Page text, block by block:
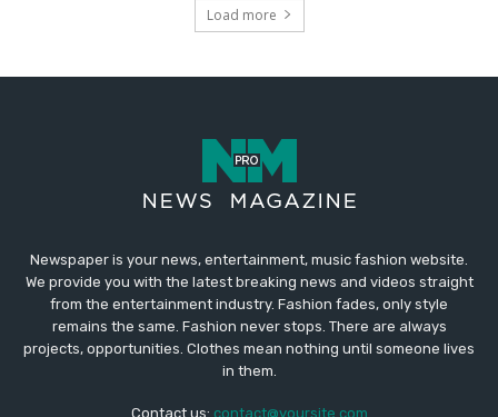
Newspaper is your news, entertainment, music fashion website.
We provide you with the latest breaking news and videos straight
from the entertainment industry. Fashion fades, only style
remains the same. Fashion never stops. There are always
projects, opportunities. Clothes mean nothing until someone lives
in them.
Contact us: contact@yoursite.com